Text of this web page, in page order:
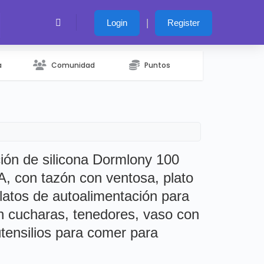
Login | Register
Comunidad Puntos
de silicona Dormlony 100
con tazón con ventosa, plato
de autoalimentación para
cucharas, tenedores, vaso con
para comer para